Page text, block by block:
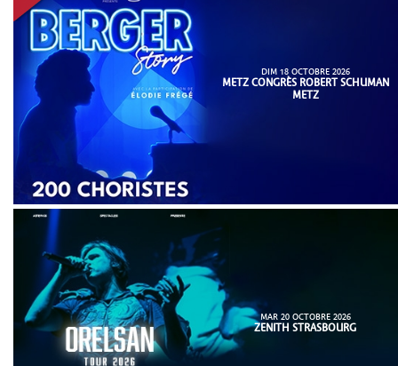
DIM 18 OCTOBRE 2026
METZ CONGRÈS ROBERT SCHUMAN
METZ
MAR 20 OCTOBRE 2026
ZENITH STRASBOURG